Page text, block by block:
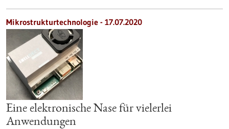
Mikrostrukturtechnologie - 17.07.2020
Eine elektronische Nase für vielerlei
Anwendungen